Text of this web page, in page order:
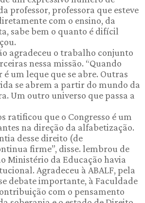
professor, professora que esteve
com o ensino, da
sabe bem o quanto é difícil
agradeceu o trabalho conjunto
nessa missão. “Quando
é um leque que se abre. Outras
se abrem a partir do mundo da
Um outro universo que passa a
ratificou que o Congresso é um
na direção da alfabetização.
desse direito (de
firme”, disse. lembrou de
Ministério da Educação havia
Agradeceu à ABALF, pela
debate importante, à Faculdade
com o pensamento